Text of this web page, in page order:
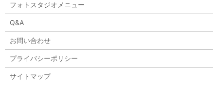
フォトスタジオメニュー
Q&A
お問い合わせ
プライバシーポリシー
サイトマップ